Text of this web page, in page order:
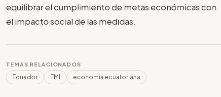
equilibrar el cumplimiento de metas económicas con
el impacto social de las medidas.
TEMAS RELACIONADOS
Ecuador FMI economía ecuatoriana